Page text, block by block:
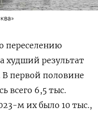
переселению
худший результат
первой половине
всего 6,5 тыс.
м их было 10 тыс.,